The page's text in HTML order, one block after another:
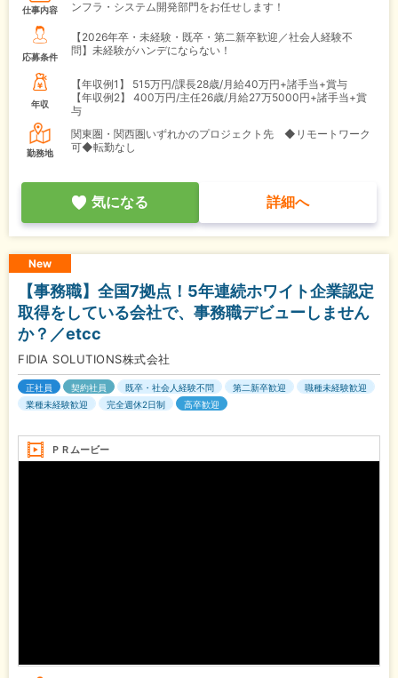
仕事内容 ンフラ・システム開発部門をお任せします！
応募条件
【2026年卒・未経験・既卒・第二新卒歓迎／社会人経験不
問】未経験がハンデにならない！
年収
【年収例1】
515万円/課長28歳/月給40万円+諸手当+賞与
【年収例2】
400万円/主任26歳/月給27万5000円+諸手当+賞
与
勤務地
関東圏・関西圏いずれかのプロジェクト先 ◆リモートワーク
可◆転勤なし
気になる 詳細へ
New
【事務職】全国7拠点！5年連続ホワイト企業認定
取得をしている会社で、事務職デビューしません
か？／etcc
FIDIA SOLUTIONS株式会社
正社員 契約社員 既卒・社会人経験不問 第二新卒歓迎
職種未経験歓迎
業種未経験歓迎
完全週休2日制 高卒歓迎
ＰＲムービー